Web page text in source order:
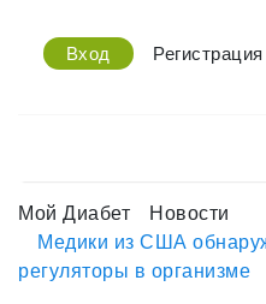
Вход Регистрация
Мой Диабет
Новости
Медики из США
регуляторы в организме